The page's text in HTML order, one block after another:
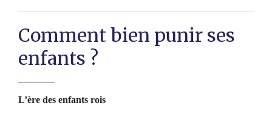
Comment bien punir ses
enfants ?
L’ère des enfants rois